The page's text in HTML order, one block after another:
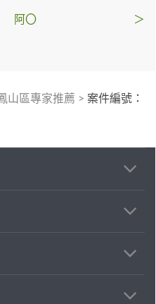
阿〇 ＞
山區專家推薦 > 案件編號：